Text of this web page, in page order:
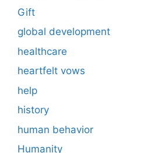
Gift
global development
healthcare
heartfelt vows
help
history
human behavior
Humanity